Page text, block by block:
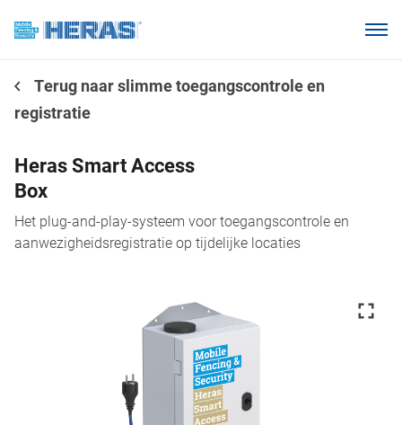
Waarom Heras Mobile?
Producten
Kennisbank
Terug naar slimme toegangscontrole en
registratie
Heras Smart Access
Box
Het plug-and-play-systeem voor toegangscontrole en
aanwezigheidsregistratie op tijdelijke locaties